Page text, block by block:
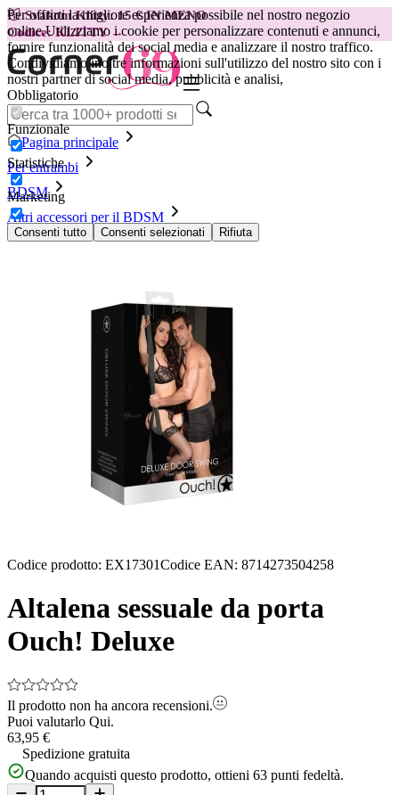
Per offrirti la migliore esperienza possibile nel nostro negozio
online.Utilizziamo i cookie per personalizzare contenuti e annunci,
fornire funzionalità dei social media e analizzare il nostro traffico.
Condividiamo inoltre informazioni sull'utilizzo del nostro sito con i
nostri partner di social media, pubblicità e analisi,
Obbligatorio
Funzionale
Statistiche
Marketing
Consenti tutto Consenti selezionati Rifiuta
😽Svakom Klitty: 15 € IN MENO
Codice: KLITTY →
Pagina principale
Per entrambi
BDSM
Altri accessori per il BDSM
Altalena sessuale da porta Ouch! Deluxe
Codice prodotto: EX17301Codice EAN: 8714273504258
Altalena sessuale da porta
Ouch! Deluxe
Il prodotto non ha ancora recensioni.
Puoi valutarlo Qui.
63,95 €
Spedizione gratuita
Quando acquisti questo prodotto, ottieni 63 punti fedeltà.